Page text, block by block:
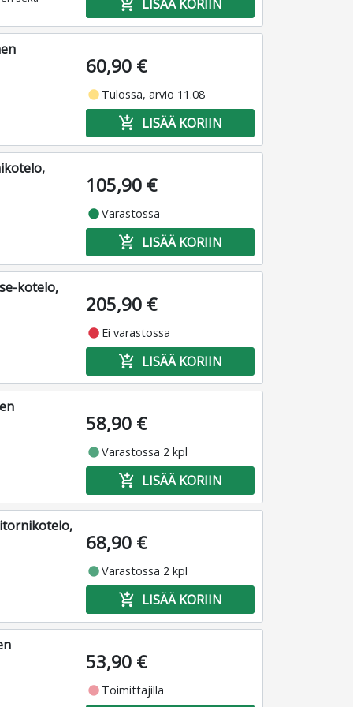
add_shopping_cart LISÄÄ KORIIN
60,90 €
fiber_manual_record Tulossa, arvio 11.08
add_shopping_cart LISÄÄ KORIIN
105,90 €
fiber_manual_recordVarastossa
add_shopping_cart LISÄÄ KORIIN
kotelo,
205,90 €
fiber_manual_record Ei varastossa
add_shopping_cart LISÄÄ KORIIN
58,90 €
fiber_manual_recordVarastossa 2 kpl
add_shopping_cart LISÄÄ KORIIN
68,90 €
fiber_manual_recordVarastossa 2 kpl
add_shopping_cart LISÄÄ KORIIN
53,90 €
fiber_manual_record Toimittajilla